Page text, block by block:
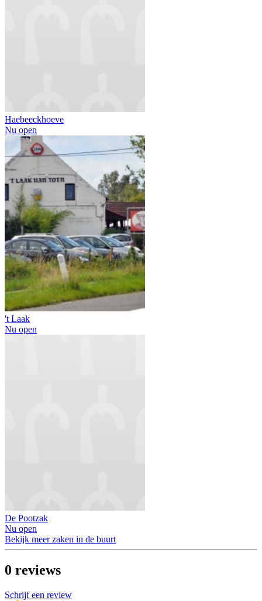
Haebeeckhoeve
Nu open
't Laak
Nu open
De Pootzak
Nu open
Bekijk meer zaken in de buurt
0 reviews
Schrijf een review